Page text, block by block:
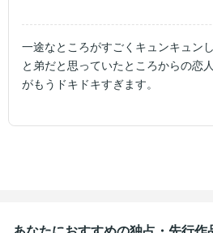
一途なところがすごくキュンキュン
と弟だと思っていたところからの恋
がもうドキドキすぎます。